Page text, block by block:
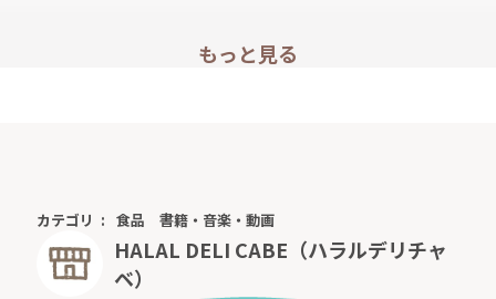
もっと見る
カテゴリ 食品 書籍・音楽・動画
HALAL DELI CABE（ハラルデリチャ
ベ）